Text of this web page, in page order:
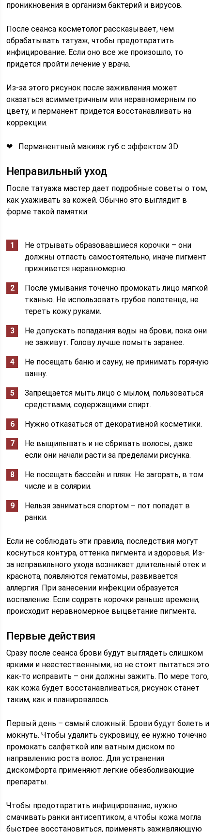
проникновения в организм бактерий и вирусов.
После сеанса косметолог рассказывает, чем
обрабатывать татуаж, чтобы предотвратить
инфицирование. Если оно все же произошло, то
придется пройти лечение у врача.
Из-за этого рисунок после заживления может
оказаться асимметричным или неравномерным по
цвету, и перманент придется восстанавливать на
коррекции.
❤ Перманентный макияж губ с эффектом 3D
Неправильный уход
После татуажа мастер дает подробные советы о том,
как ухаживать за кожей. Обычно это выглядит в
форме такой памятки:
Не отрывать образовавшиеся корочки – они
должны отпасть самостоятельно, иначе пигмент
приживется неравномерно.
После умывания точечно промокать лицо мягкой
тканью. Не использовать грубое полотенце, не
тереть кожу руками.
Не допускать попадания воды на брови, пока они
не заживут. Голову лучше помыть заранее.
Не посещать баню и сауну, не принимать горячую
ванну.
Запрещается мыть лицо с мылом, пользоваться
средствами, содержащими спирт.
Нужно отказаться от декоративной косметики.
Не выщипывать и не сбривать волосы, даже
если они начали расти за пределами рисунка.
Не посещать бассейн и пляж. Не загорать, в том
числе и в солярии.
Нельзя заниматься спортом – пот попадет в
ранки.
Если не соблюдать эти правила, последствия могут
коснуться контура, оттенка пигмента и здоровья. Из-
за неправильного ухода возникает длительный отек и
краснота, появляются гематомы, развивается
аллергия. При занесении инфекции образуется
воспаление. Если содрать корочки раньше времени,
происходит неравномерное выцветание пигмента.
Первые действия
Сразу после сеанса брови будут выглядеть слишком
яркими и неестественными, но не стоит пытаться это
как-то исправить – они должны зажить. По мере того,
как кожа будет восстанавливаться, рисунок станет
таким, как и планировалось.
Первый день – самый сложный. Брови будут болеть и
мокнуть. Чтобы удалить сукровицу, ее нужно точечно
промокать салфеткой или ватным диском по
направлению роста волос. Для устранения
дискомфорта применяют легкие обезболивающие
препараты.
Чтобы предотвратить инфицирование, нужно
смачивать ранки антисептиком, а чтобы кожа могла
быстрее восстановиться, применять заживляющую